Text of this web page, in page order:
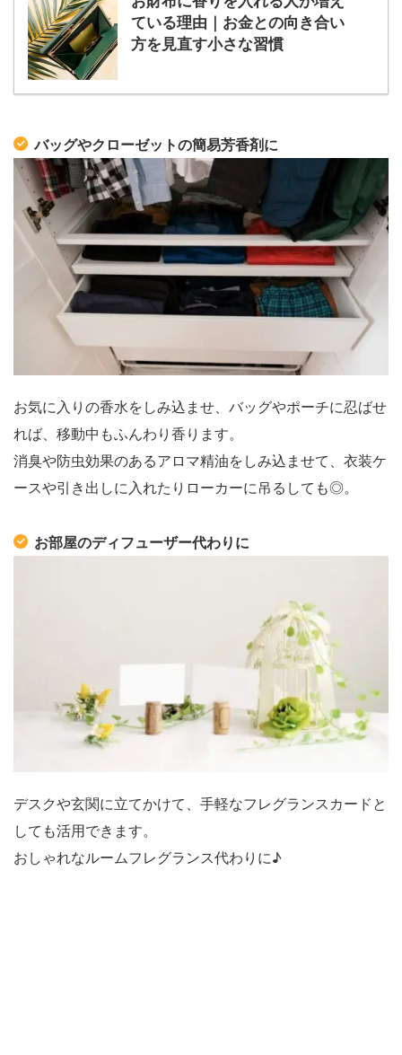
ている理由｜お金との向き合い
方を見直す小さな習慣
バッグやクローゼットの簡易芳香剤に
お気に入りの香水をしみ込ませ、バッグやポーチに忍ばせ
れば、移動中もふんわり香ります。
消臭や防虫効果のあるアロマ精油をしみ込ませて、衣装ケ
ースや引き出しに入れたりローカーに吊るしても◎。
お部屋のディフューザー代わりに
デスクや玄関に立てかけて、手軽なフレグランスカードと
しても活用できます。
おしゃれなルームフレグランス代わりに♪